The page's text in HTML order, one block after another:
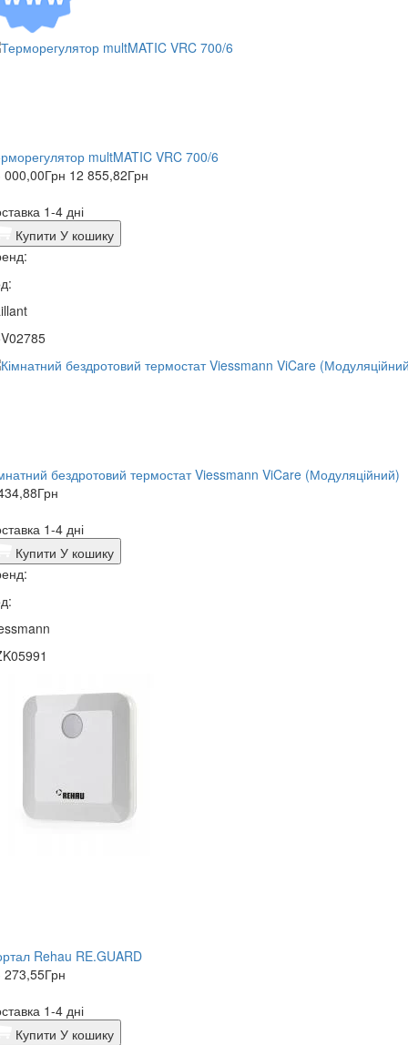
multMATIC VRC 700/6
000,00Грн 12 855,82Грн
1-4 дні
Купити У кошику
бездротовий термостат Viessmann ViCare (Модуляційний)
Грн
1-4 дні
Купити У кошику
Rehau RE.GUARD
273,55Грн
1-4 дні
Купити У кошику